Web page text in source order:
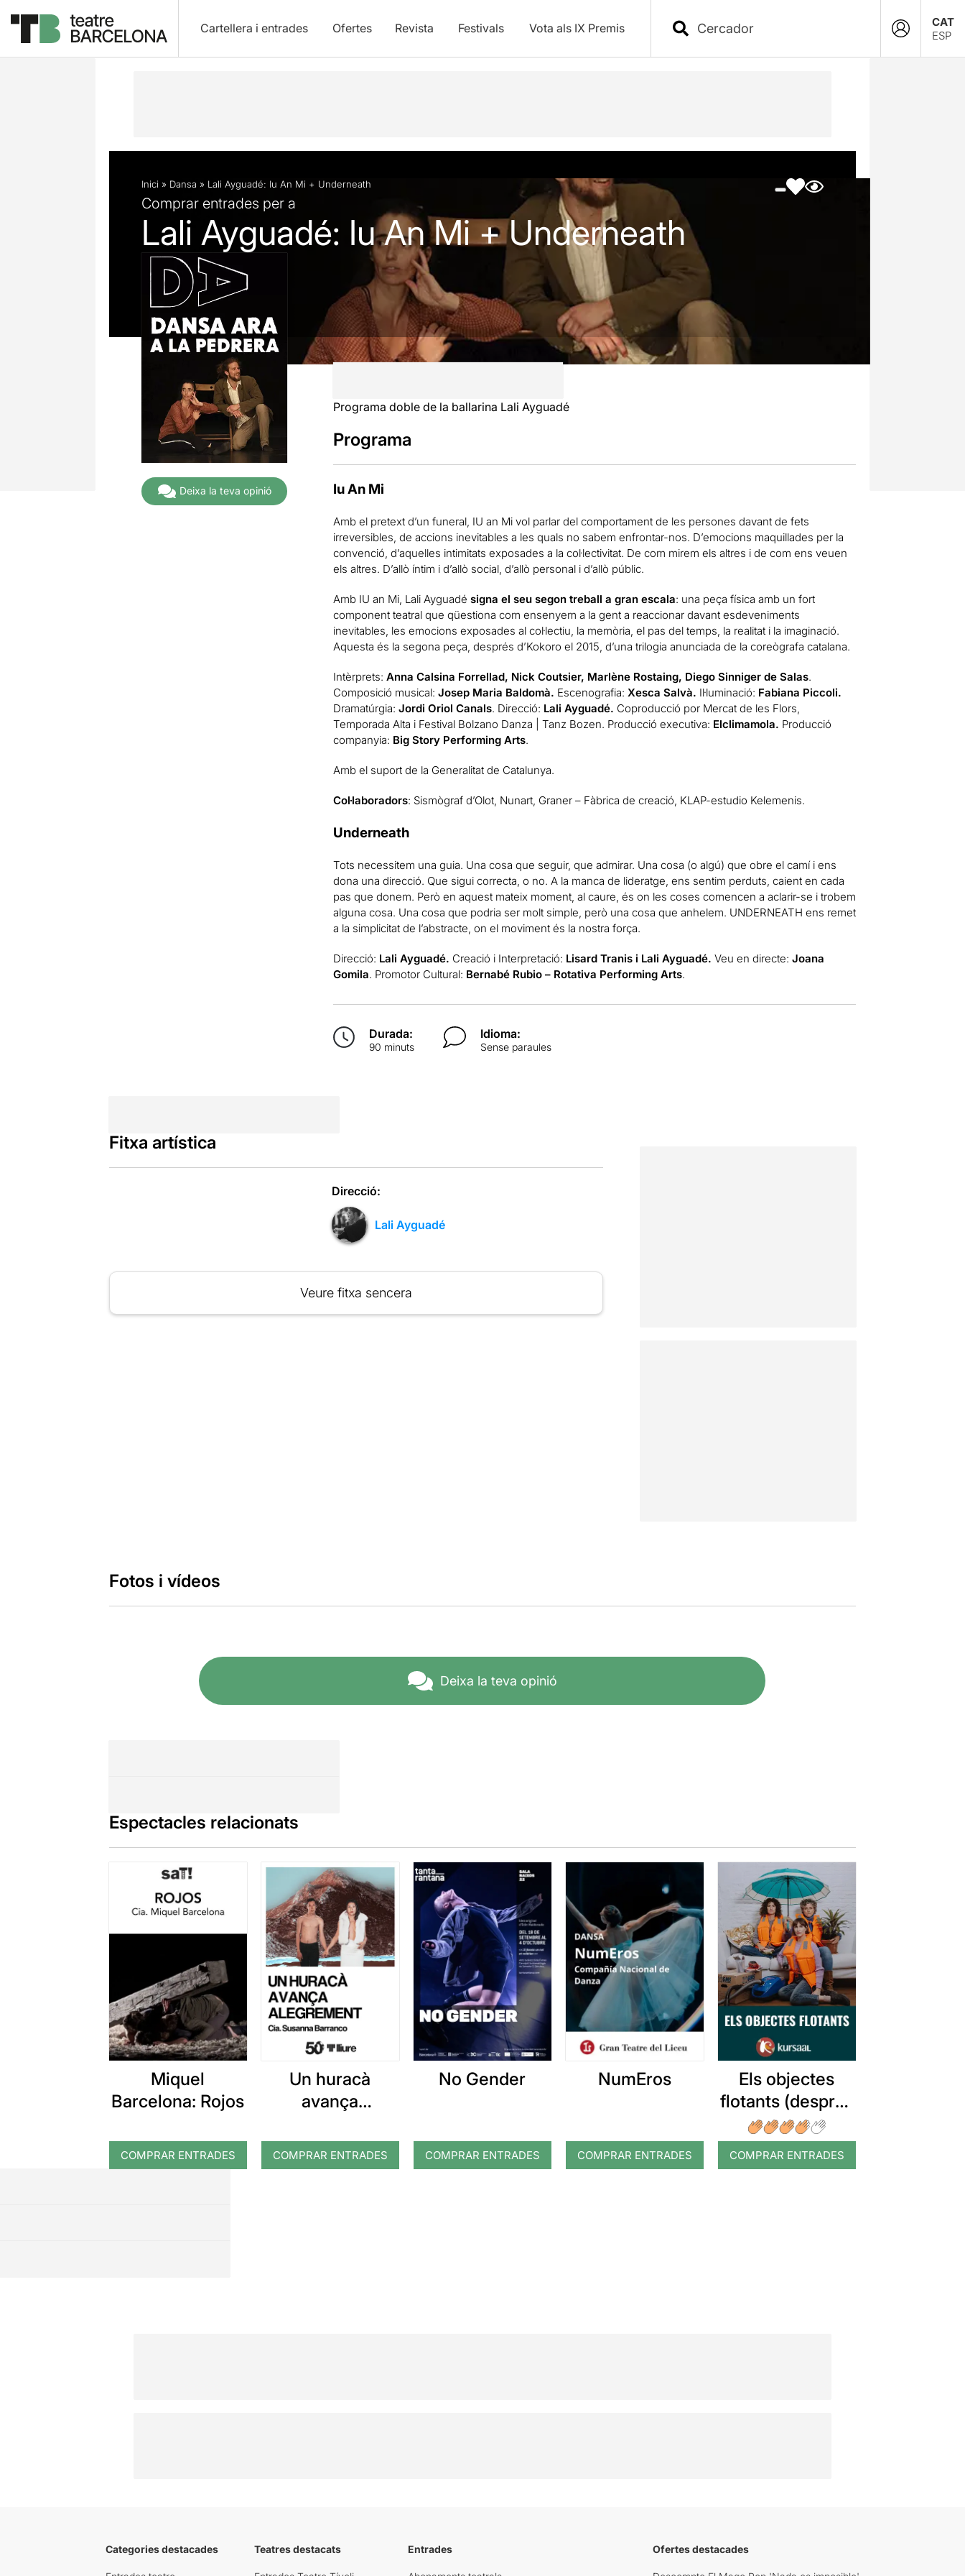
Cartellera i entrades Ofertes Revista Festivals Vota als IX Premis
CAT
ESP
Descripció Fitxa artística Fotos i vídeos
Inici » Dansa » Lali Ayguadé: Iu An Mi + Underneath
Comprar entrades per a
Lali Ayguadé: Iu An Mi + Underneath
Deixa la teva opinió
Programa doble de la ballarina Lali Ayguadé
Programa
Iu An Mi
Amb el pretext d’un funeral, IU an Mi vol parlar del comportament de les persones davant de fets
irreversibles, de accions inevitables a les quals no sabem enfrontar-nos. D’emocions maquillades per la
convenció, d’aquelles intimitats exposades a la col·lectivitat. De com mirem els altres i de com ens veuen
els altres. D’allò íntim i d’allò social, d’allò personal i d’allò públic.
Amb IU an Mi, Lali Ayguadé signa el seu segon treball a gran escala: una peça física amb un fort
component teatral que qüestiona com ensenyem a la gent a reaccionar davant esdeveniments
inevitables, les emocions exposades al col·lectiu, la memòria, el pas del temps, la realitat i la imaginació.
Aquesta és la segona peça, després d’Kokoro el 2015, d’una trilogia anunciada de la coreògrafa catalana.
Intèrprets: Anna Calsina Forrellad, Nick Coutsier, Marlène Rostaing, Diego Sinniger de Salas.
Composició musical: Josep Maria Baldomà. Escenografia: Xesca Salvà. Il·luminació: Fabiana Piccoli.
Dramatúrgia: Jordi Oriol Canals. Direcció: Lali Ayguadé. Coproducció por Mercat de les Flors,
Temporada Alta i Festival Bolzano Danza | Tanz Bozen. Producció executiva: Elclimamola. Producció
companyia: Big Story Performing Arts.
Amb el suport de la Generalitat de Catalunya.
Col·laboradors: Sismògraf d’Olot, Nunart, Graner – Fàbrica de creació, KLAP-estudio Kelemenis.
Underneath
Tots necessitem una guia. Una cosa que seguir, que admirar. Una cosa (o algú) que obre el camí i ens
dona una direcció. Que sigui correcta, o no. A la manca de lideratge, ens sentim perduts, caient en cada
pas que donem. Però en aquest mateix moment, al caure, és on les coses comencen a aclarir-se i trobem
alguna cosa. Una cosa que podria ser molt simple, però una cosa que anhelem. UNDERNEATH ens remet
a la simplicitat de l’abstracte, on el moviment és la nostra força.
Direcció: Lali Ayguadé. Creació i Interpretació: Lisard Tranis i Lali Ayguadé. Veu en directe: Joana
Gomila. Promotor Cultural: Bernabé Rubio – Rotativa Performing Arts.
Durada:
90 minuts
Idioma:
Sense paraules
Fitxa artística
Direcció:
Lali Ayguadé
Veure fitxa sencera
Fotos i vídeos
Deixa la teva opinió
Espectacles relacionats
Miquel
Barcelona: Rojos
COMPRAR ENTRADES
Un huracà
avança
COMPRAR ENTRADES
No Gender
COMPRAR ENTRADES
NumEros
COMPRAR ENTRADES
Els objectes
flotants (després
de la tempesta)
COMPRAR ENTRADES
Categories destacades Teatres destacats Entrades Ofertes destacades